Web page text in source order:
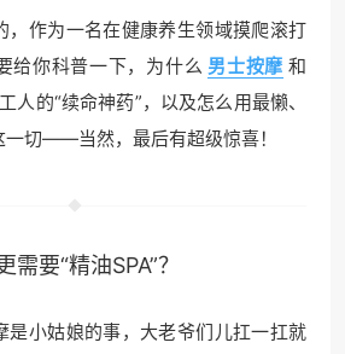
，作为一名在健康养生领域摸爬滚打
给你科普一下，为什么 男士按摩 和
人的“续命神药”，以及怎么用最懒、
一切——当然，最后有超级惊喜！
要“精油SPA”？
是小姑娘的事，大老爷们儿扛一扛就